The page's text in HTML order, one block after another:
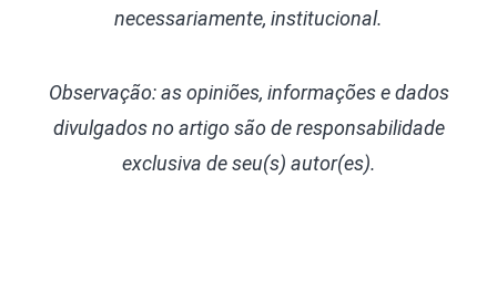
necessariamente, institucional.
Observação: as opiniões, informações e dados
divulgados no artigo são de responsabilidade
exclusiva de seu(s) autor(es).